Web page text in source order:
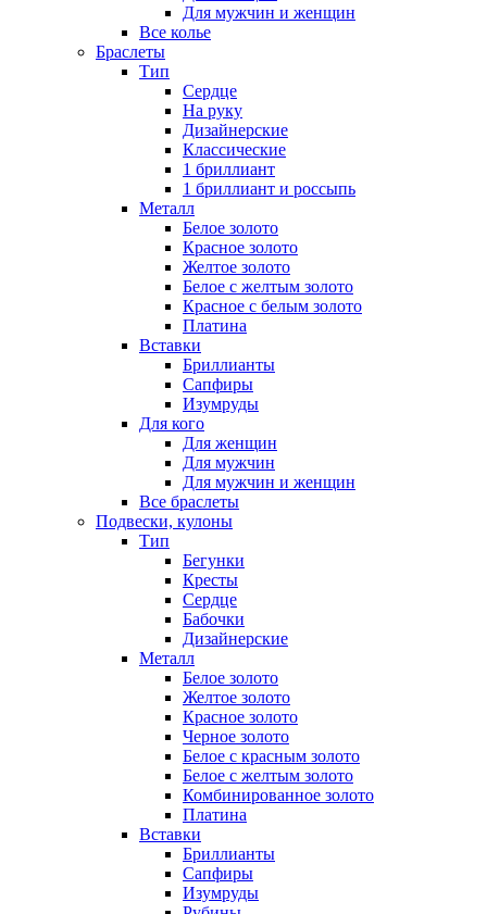
Для мужчин и женщин
Все колье
Браслеты
Тип
Сердце
На руку
Дизайнерские
Классические
1 бриллиант
1 бриллиант и россыпь
Металл
Белое золото
Красное золото
Желтое золото
Белое с желтым золото
Красное с белым золото
Платина
Вставки
Бриллианты
Сапфиры
Изумруды
Для кого
Для женщин
Для мужчин
Для мужчин и женщин
Все браслеты
Подвески, кулоны
Тип
Бегунки
Кресты
Сердце
Бабочки
Дизайнерские
Металл
Белое золото
Желтое золото
Красное золото
Черное золото
Белое с красным золото
Белое с желтым золото
Комбинированное золото
Платина
Вставки
Бриллианты
Сапфиры
Изумруды